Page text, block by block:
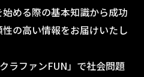
める際の基本知識から成功
の高い情報をお届けいたし
ラファンFUN」で社会問題